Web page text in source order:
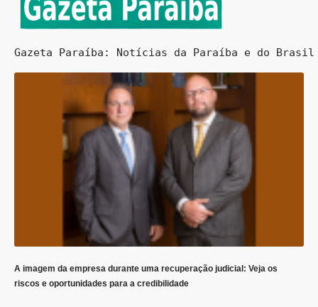
Gazeta Paraíba: Notícias da Paraíba e do
A imagem da empresa durante uma recuperação judicial: Veja os
riscos e oportunidades para a credibilidade